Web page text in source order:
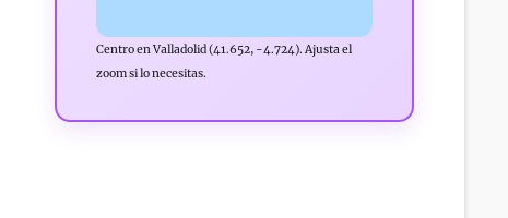
Centro en Valladolid (41.652, -4.724). Ajusta el
zoom si lo necesitas.